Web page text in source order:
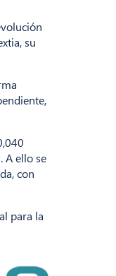
su
A ello se
con
para la